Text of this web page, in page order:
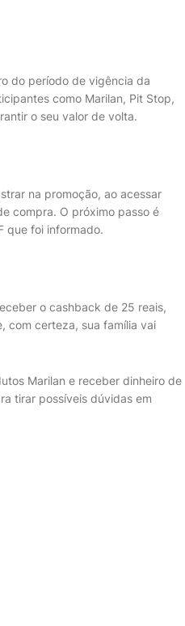
do período de vigência da
como Marilan, Pit Stop,
o seu valor de volta.
na promoção, ao acessar
compra. O próximo passo é
que foi informado.
o cashback de 25 reais,
com certeza, sua família vai
Marilan e receber dinheiro de
tirar possíveis dúvidas em